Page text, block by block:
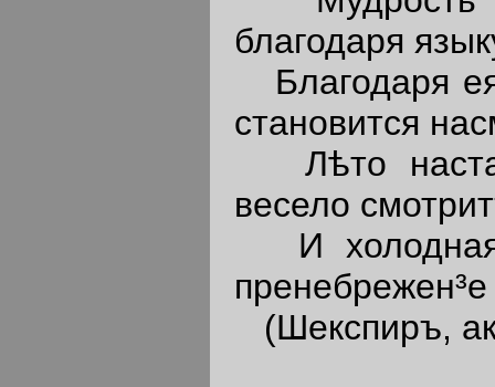
благодаря
Благодаря
становится
Лѣто
весело
И холодная
(Шекспиръ,